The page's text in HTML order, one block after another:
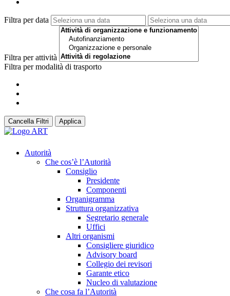
Filtra per data
Filtra per attività
Filtra per modalità di trasporto
Cancella Filtri Applica
Autorità
Che cos’è l’Autorità
Consiglio
Presidente
Componenti
Organigramma
Struttura organizzativa
Segretario generale
Uffici
Altri organismi
Consigliere giuridico
Advisory board
Collegio dei revisori
Garante etico
Nucleo di valutazione
Che cosa fa l’Autorità